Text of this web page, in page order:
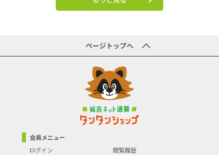
ページトップへ
会員メニュー
ログイン
閲覧履歴